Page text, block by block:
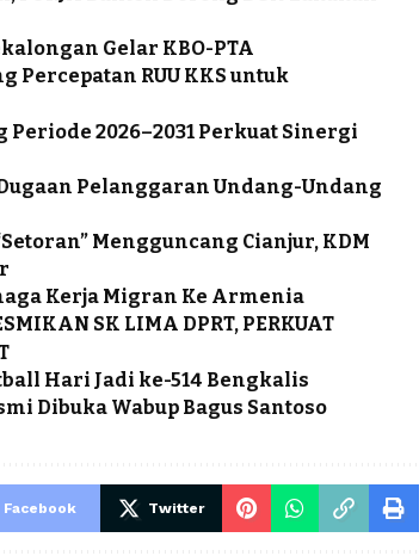
Gelar KBO-PTA
Percepatan RUU KKS untuk
2026–2031 Perkuat Sinergi
Pelanggaran Undang-Undang
Mengguncang Cianjur, KDM
Kerja Migran Ke Armenia
SK LIMA DPRT, PERKUAT
Hari Jadi ke-514 Bengkalis
Dibuka Wabup Bagus Santoso
Facebook Twitter